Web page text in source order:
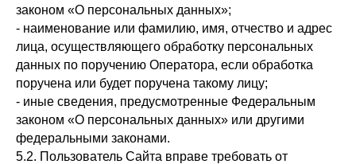
законом «О персональных данных»;
- наименование или фамилию, имя, отчество и адрес
лица, осуществляющего обработку персональных
данных по поручению Оператора, если обработка
поручена или будет поручена такому лицу;
- иные сведения, предусмотренные Федеральным
законом «О персональных данных» или другими
федеральными законами.
5.2. Пользователь Сайта вправе требовать от